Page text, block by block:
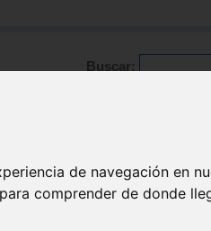
de navegación en
comprender de donde
Buscar: